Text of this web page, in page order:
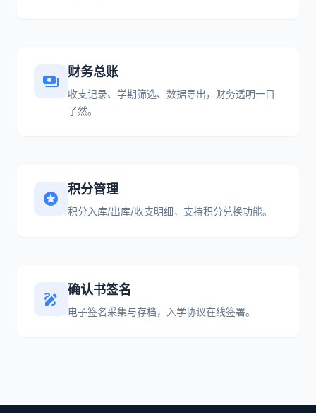
payments
财务总账
收支记录、学期筛选、数据导出，财务透明一目
了然。
stars
积分管理
积分入库/出库/收支明细，支持积分兑换功能。
draw
确认书签名
电子签名采集与存档，入学协议在线签署。